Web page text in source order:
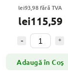
lei93,98 fără TVA
lei115,59
Adaugă în Coş